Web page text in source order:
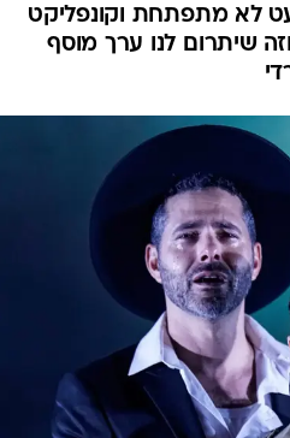
לא מתפתחת וקונפליקט
שיתרום לנו ערך מוסף